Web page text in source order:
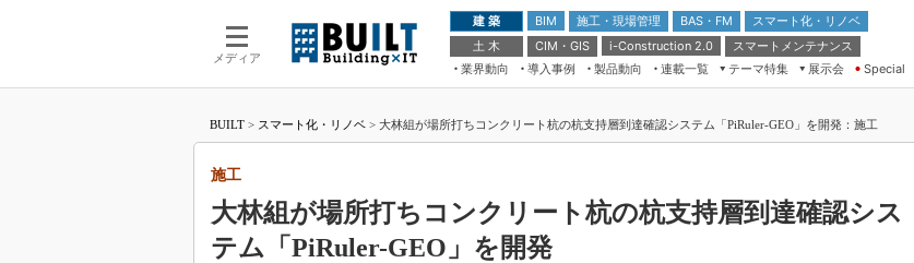
メディア
建 築 BIM 施工・現場管理 BAS・FM
スマート化・リノベ
土 木
CIM・GIS i-Construction 2.0
スマートメンテナンス
業界動向
導入事例 製品動向 連載一覧
テーマ特集
ドローンがもたらす建設業界の“ゲー
ムチェンジ” Ver.2.0
“Society5.0”時代のスマートビル
VR／ARが描くモノづくりのミライ
展示会
第8回 国際 建設・測量展
築・土木・不動産の先端技術展－
Special
BUILT > スマート化・リノベ > 大林組が場所打ちコンクリート杭の杭支持層到達確認システム「PiRuler-GEO」を開発：施工
大林組が場所打ちコンクリート杭の杭支持層到達確認シス
テム「PiRuler-GEO」を開発
施工